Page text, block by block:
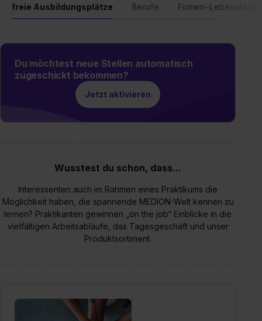
freie Ausbildungsplätze Berufe Firmen-Lebenslauf
Du möchtest neue Stellen automatisch
zugeschickt bekommen?
Jetzt aktivieren
Wusstest du schon, dass...
Interessenten auch im Rahmen eines Praktikums die
Möglichkeit haben, die spannende MEDION-Welt kennen zu
lernen? Praktikanten gewinnen „on the job“ Einblicke in die
vielfältigen Arbeitsabläufe, das Tagesgeschäft und unser
Produktsortiment.